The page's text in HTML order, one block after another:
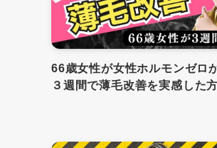
66歳女性が女性ホルモンゼロ
３週間で薄毛改善を実感した